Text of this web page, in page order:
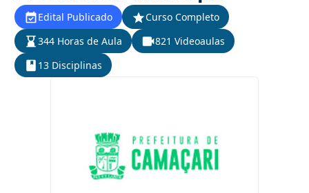
Edital Publicado
Curso Completo
344 Horas de Aula
821 Videoaulas
13 Disciplinas